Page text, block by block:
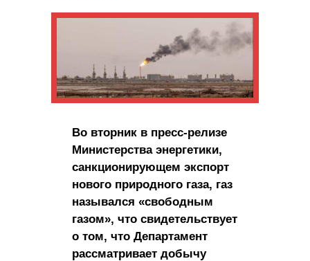
Во вторник в пресс-релизе
Министерства энергетики,
санкционирующем экспорт
нового природного газа, газ
назывался «свободным
газом», что свидетельствует
о том, что Департамент
рассматривает добычу